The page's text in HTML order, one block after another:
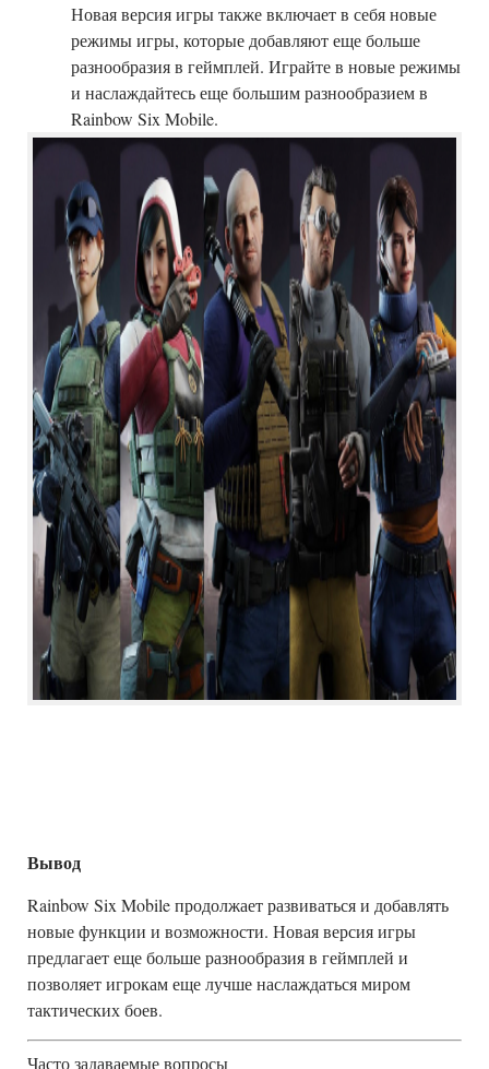
Новая версия игры также включает в себя новые
режимы игры, которые добавляют еще больше
разнообразия в геймплей. Играйте в новые режимы
и наслаждайтесь еще большим разнообразием в
Rainbow Six Mobile.
Вывод
Rainbow Six Mobile продолжает развиваться и добавлять
новые функции и возможности. Новая версия игры
предлагает еще больше разнообразия в геймплей и
позволяет игрокам еще лучше наслаждаться миром
тактических боев.
Часто задаваемые вопросы